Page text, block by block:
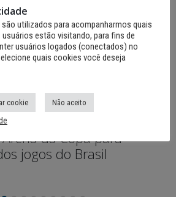
da Copa para
jogos do Brasil
utilizados para acompanharmos quais
estão visitando, para fins de
usuários logados (conectados) no
quais cookies você deseja
cookie Não aceito